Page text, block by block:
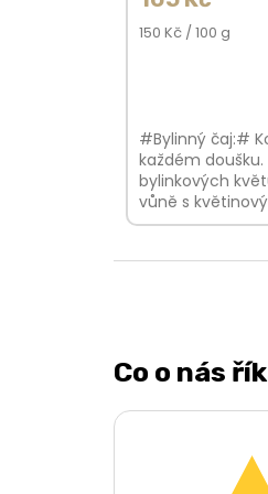
Měrná
150 Kč / 100 g
#Bylinný čaj:#
každém
bylinkových
vůně s
hladká,
Co o nás